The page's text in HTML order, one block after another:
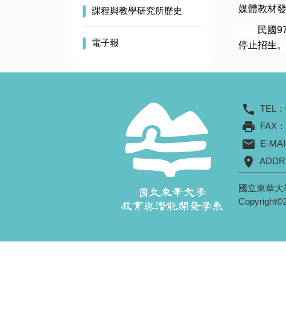
課程與教學研究所歷史
電子報
媒體教材
民國97
停止招生
call TEL：
print FAX
mail E-
location_on
國立東華